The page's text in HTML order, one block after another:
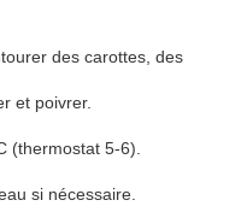
des carottes, des
et poivrer.
(thermostat 5-6).
si nécessaire.